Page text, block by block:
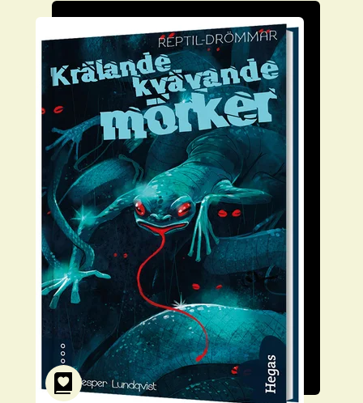
Om Stora bokvalet
Olivia tipsar
Vinnare
FAQ
För bibliotek